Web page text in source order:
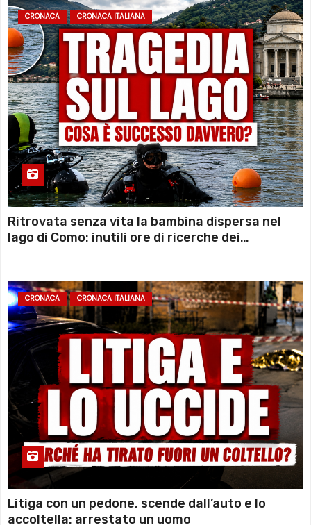
CRONACA CRONACA ITALIANA
Ritrovata senza vita la bambina dispersa nel
lago di Como: inutili ore di ricerche dei
CRONACA CRONACA ITALIANA
Litiga con un pedone, scende dall’auto e lo
accoltella: arrestato un uomo